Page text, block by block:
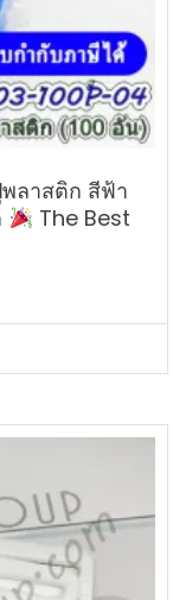
ลาสติก สีฟ้า
The Best